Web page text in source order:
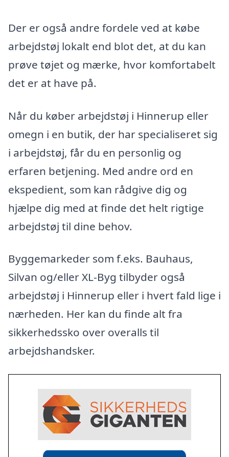
Der er også andre fordele ved at købe
arbejdstøj lokalt end blot det, at du kan
prøve tøjet og mærke, hvor komfortabelt
det er at have på.
Når du køber arbejdstøj i Hinnerup eller
omegn i en butik, der har specialiseret sig
i arbejdstøj, får du en personlig og
erfaren betjening. Med andre ord en
ekspedient, som kan rådgive dig og
hjælpe dig med at finde det helt rigtige
arbejdstøj til dine behov.
Byggemarkeder som f.eks. Bauhaus,
Silvan og/eller XL-Byg tilbyder også
arbejdstøj i Hinnerup eller i hvert fald lige i
nærheden. Her kan du finde alt fra
sikkerhedssko over overalls til
arbejdshandsker.